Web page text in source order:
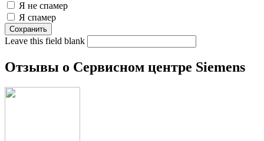
Я не спамер
Я спамер
Leave this field blank
Отзывы о Сервисном центре Siemens